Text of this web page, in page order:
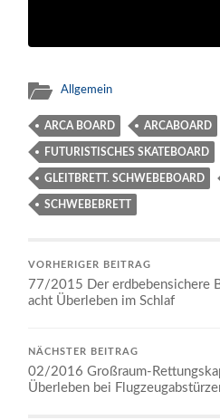
Allgemein
ARCA BOARD ARCABOARD
FUTURISTISCHES SKATEBOARD
GLEITBRETT. SCHWEBEBOARD
SCHWEBEBRETT
VORHERIGER BEITRAG
77/2015 Der erdbebensichere
acht Überleben im Schlaf
NÄCHSTER BEITRAG
02/2016 Großraum-
Überleben bei